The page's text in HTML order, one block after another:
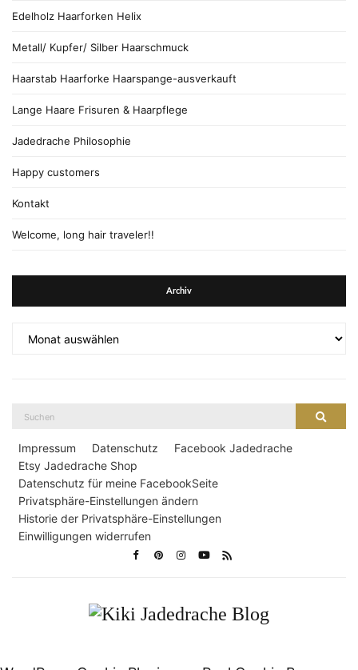
Edelholz Haarforken Helix
Metall/ Kupfer/ Silber Haarschmuck
Haarstab Haarforke Haarspange-ausverkauft
Lange Haare Frisuren & Haarpflege
Jadedrache Philosophie
Happy customers
Kontakt
Welcome, long hair traveler!!
Archiv
Suche
Impressum Datenschutz
Facebook Jadedrache
Etsy Jadedrache Shop
Datenschutz für meine FacebookSeite
Privatsphäre-Einstellungen ändern
Historie der Privatsphäre-Einstellungen
Einwilligungen widerrufen